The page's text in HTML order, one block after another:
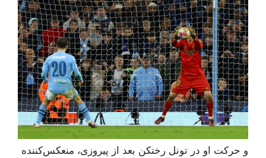
و حرکت او در تونل رختکن بعد از پیروزی، منعکس‌کننده